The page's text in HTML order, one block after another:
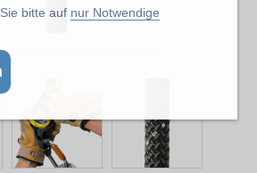
bitte auf nur Notwendige
kann abweichen vom Original